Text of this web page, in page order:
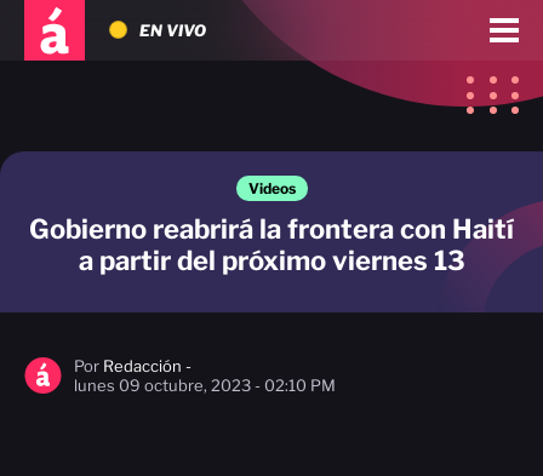
EN VIVO
Videos
Gobierno reabrirá la frontera con Haití
a partir del próximo viernes 13
Por Redacción -
lunes 09 octubre, 2023 - 02:10 PM